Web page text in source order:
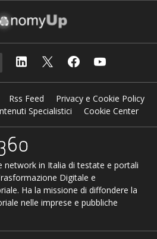
Rss Feed
Privacy e Cookie Policy
Specialistici
Cookie Center
network in Italia di testate e portali
Digitale e
Ha la missione di diffondere la
nelle imprese e pubbliche